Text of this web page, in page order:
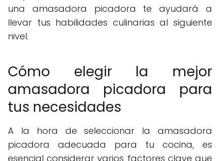
una amasadora picadora te ayudará a
llevar tus habilidades culinarias al siguiente
nivel.
Cómo elegir la mejor
amasadora picadora para
tus necesidades
A la hora de seleccionar la amasadora
picadora adecuada para tu cocina, es
esencial considerar varios factores clave que